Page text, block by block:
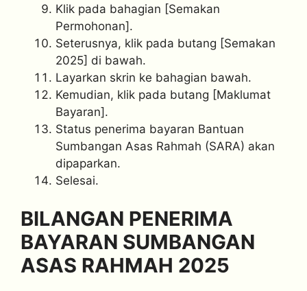
Klik pada bahagian [Semakan
Permohonan].
Seterusnya, klik pada butang [Semakan
2025] di bawah.
Layarkan skrin ke bahagian bawah.
Kemudian, klik pada butang [Maklumat
Bayaran].
Status penerima bayaran Bantuan
Sumbangan Asas Rahmah (SARA) akan
dipaparkan.
Selesai.
BILANGAN PENERIMA
BAYARAN SUMBANGAN
ASAS RAHMAH 2025